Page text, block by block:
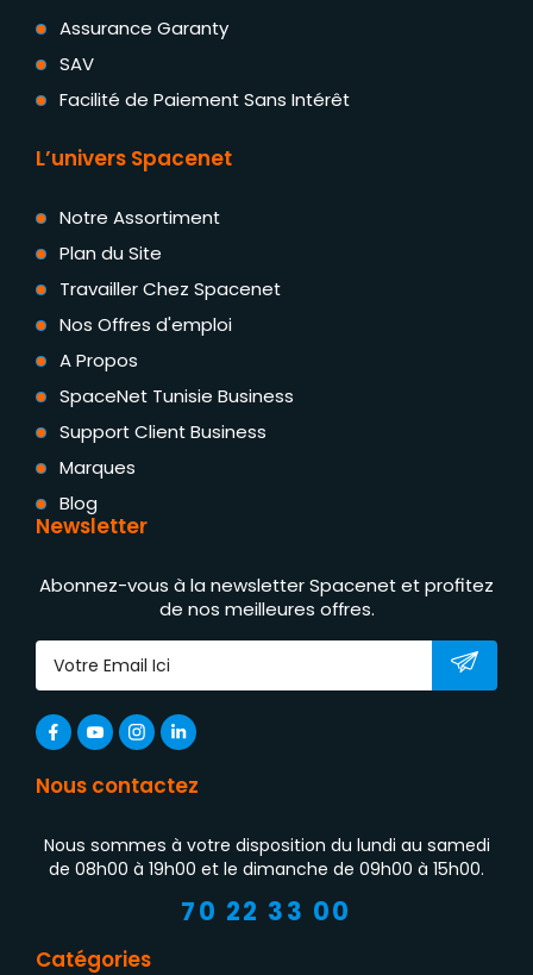
Assurance Garanty
SAV
Facilité de Paiement Sans Intérêt
L’univers Spacenet
Notre Assortiment
Plan du Site
Travailler Chez Spacenet
Nos Offres d'emploi
A Propos
SpaceNet Tunisie Business
Support Client Business
Marques
Blog
Newsletter
Abonnez-vous à la newsletter Spacenet et profitez
de nos meilleures offres.
Nous contactez
Nous sommes à votre disposition du lundi au samedi
de 08h00 à 19h00 et le dimanche de 09h00 à 15h00.
70 22 33 00
Catégories